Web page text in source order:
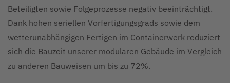
Beteiligten sowie Folgeprozesse negativ beeinträchtigt.
Dank hohen seriellen Vorfertigungsgrads sowie dem
wetterunabhängigen Fertigen im Containerwerk reduziert
sich die Bauzeit unserer modularen Gebäude im Vergleich
zu anderen Bauweisen um bis zu 72%.